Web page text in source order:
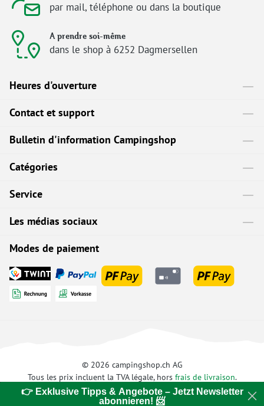
par mail, téléphone ou dans la boutique
A prendre soi-même
dans le shop à 6252 Dagmersellen
Heures d'ouverture
Contact et support
Bulletin d'information Campingshop
Catégories
Service
Les médias sociaux
Modes de paiement
© 2026 campingshop.ch AG
Tous les prix incluent la TVA légale, hors frais de livraison.
👉 Exklusive Tipps & Angebote – Jetzt Newsletter
abonnieren! 📨